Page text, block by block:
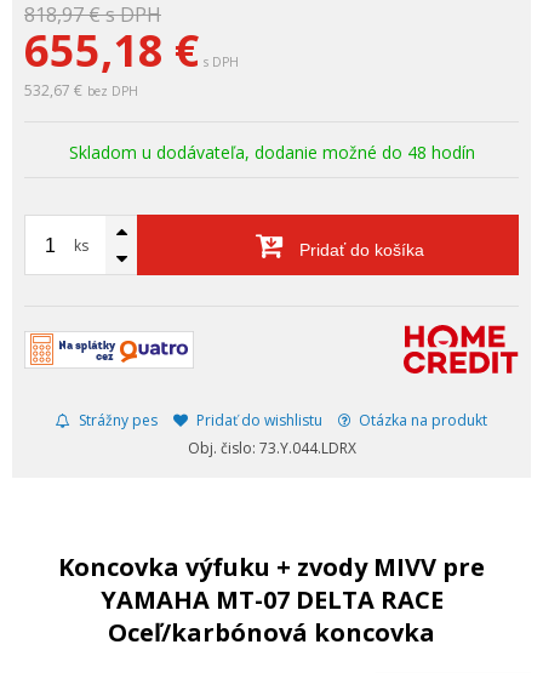
818,97 €s DPH
655,18 € s DPH
532,67 € bez DPH
Skladom u dodávateľa, dodanie možné do 48 hodín
ks Pridať do košíka
Strážny pes Pridať do wishlistu
Otázka na produkt
Obj. čislo: 73.Y.044.LDRX
Koncovka výfuku + zvody MIVV pre
YAMAHA MT-07 DELTA RACE
Oceľ/karbónová koncovka